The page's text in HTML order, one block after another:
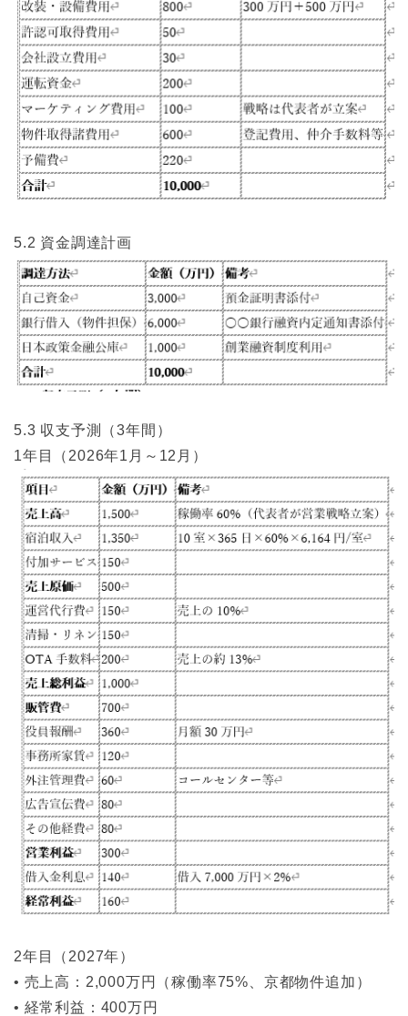
5.2 資金調達計画
5.3 収支予測（3年間）
1年目（2026年1月～12月）
2年目（2027年）
• 売上高：2,000万円（稼働率75%、京都物件追加）
• 経常利益：400万円